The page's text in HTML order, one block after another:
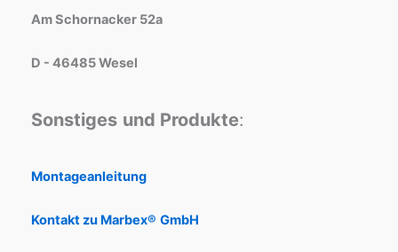
Am Schornacker 52a
D - 46485 Wesel
Sonstiges und Produkte:
Montageanleitung
Kontakt zu Marbex® GmbH